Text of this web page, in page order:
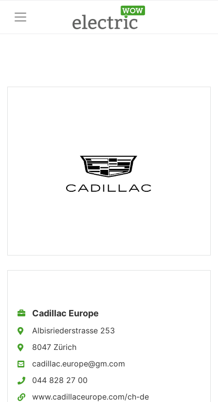
Cadillac Europe
Albisriederstrasse 253
8047 Zürich
cadillac.europe@gm.com
044 828 27 00
www.cadillaceurope.com/ch-de